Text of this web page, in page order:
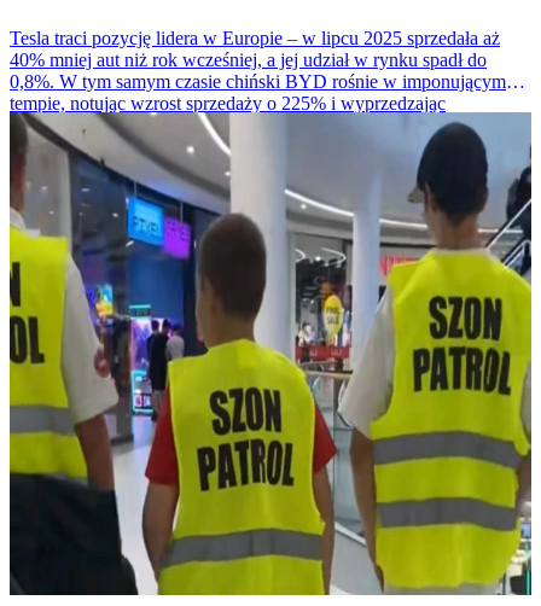
Tesla traci pozycję lidera w Europie – w lipcu 2025 sprzedała aż
40% mniej aut niż rok wcześniej, a jej udział w rynku spadł do
0,8%. W tym samym czasie chiński BYD rośnie w imponującym
tempie, notując wzrost sprzedaży o 225% i wyprzedzając
amerykańskiego giganta.